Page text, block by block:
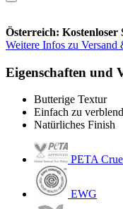
Österreich: Kostenloser
Weitere Infos zu
Eigenschaften und
Butterige Textur
Einfach zu
Natürliches Finish
PETA
EWG